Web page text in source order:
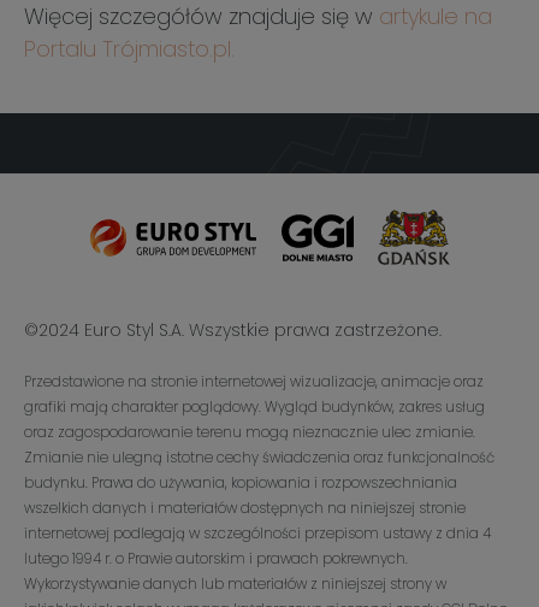
Więcej szczegółów znajduje się w artykule na
Portalu Trójmiasto.pl.
©2024 Euro Styl S.A. Wszystkie prawa zastrzeżone.
Przedstawione na stronie internetowej wizualizacje, animacje oraz
grafiki mają charakter poglądowy. Wygląd budynków, zakres usług
oraz zagospodarowanie terenu mogą nieznacznie ulec zmianie.
Zmianie nie ulegną istotne cechy świadczenia oraz funkcjonalność
budynku. Prawa do używania, kopiowania i rozpowszechniania
wszelkich danych i materiałów dostępnych na niniejszej stronie
internetowej podlegają w szczególności przepisom ustawy z dnia 4
lutego 1994 r. o Prawie autorskim i prawach pokrewnych.
Wykorzystywanie danych lub materiałów z niniejszej strony w